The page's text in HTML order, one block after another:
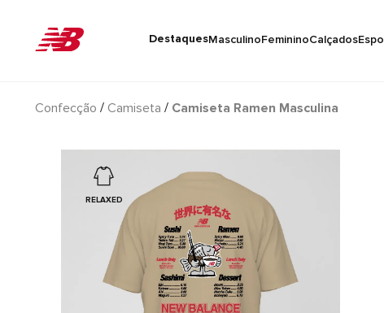
DestaquesMasculinoFemininoCalçados
Confecção Camiseta Camiseta Ramen Masculina
RELAXED